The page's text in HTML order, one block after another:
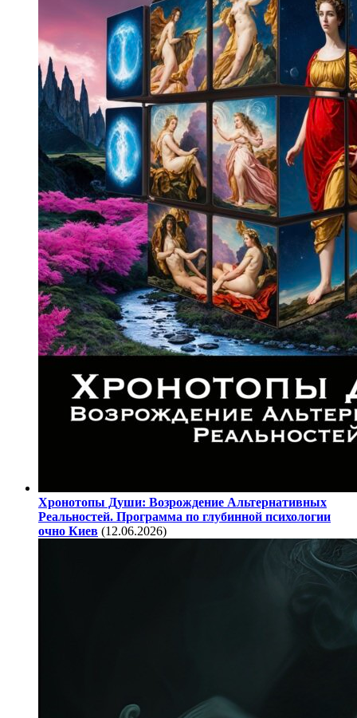
Хронотопы Души: Возрождение Альтернативных
Реальностей. Программа по глубинной психологии
очно Киев (12.06.2026)